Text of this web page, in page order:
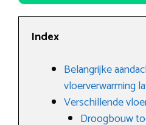
Index
Belangrijke
vloerverwarming
Verschillende
Droogbouw